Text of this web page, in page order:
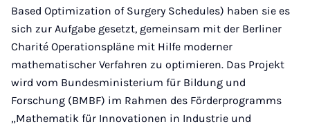
Based Optimization of Surgery Schedules) haben sie es
sich zur Aufgabe gesetzt, gemeinsam mit der Berliner
Charité Operationspläne mit Hilfe moderner
mathematischer Verfahren zu optimieren. Das Projekt
wird vom Bundesministerium für Bildung und
Forschung (BMBF) im Rahmen des Förderprogramms
„Mathematik für Innovationen in Industrie und